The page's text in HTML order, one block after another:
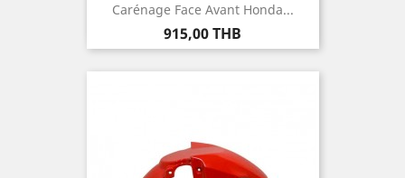
Carénage Face Avant Honda...
Prix
915,00 THB